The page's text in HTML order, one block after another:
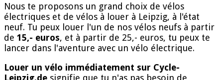
Nous te proposons un grand choix de vélos
électriques et de vélos à louer à Leipzig, à l'état
neuf. Tu peux louer l'un de nos vélos neufs à partir
de 15,- euros, et à partir de 25,- euros, tu peux te
lancer dans l'aventure avec un vélo électrique.
Louer un vélo immédiatement sur Cycle-
Leipzig.de signifie que tu n'as pas besoin de